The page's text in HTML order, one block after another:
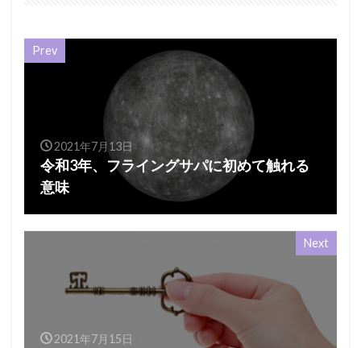
Prev
2021年7月13日
令和3年、フライングサパに初めて触れる
意味
Next
2021年7月15日